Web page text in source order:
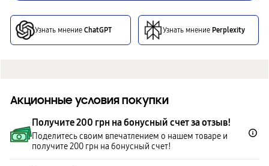
Узнать мнение ChatGPT Узнать мнение Perplexity
Акционные условия покупки
Получите 200 грн на бонусный счет за отзыв!
Поделитесь своим впечатлением о нашем товаре и
получите 200 грн на бонусный счет!